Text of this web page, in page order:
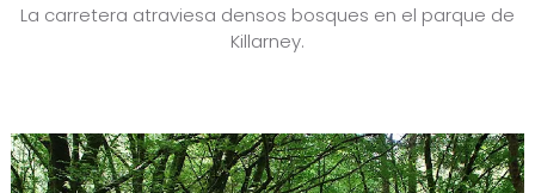
La carretera atraviesa densos bosques en el parque de
Killarney.